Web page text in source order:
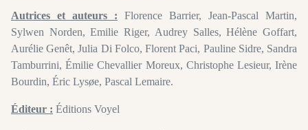
Autrices et auteurs : Florence Barrier, Jean-Pascal Martin,
Sylwen Norden, Emilie Riger, Audrey Salles, Hélène Goffart,
Aurélie Genêt, Julia Di Folco, Florent Paci, Pauline Sidre, Sandra
Tamburrini, Émilie Chevallier Moreux, Christophe Lesieur, Irène
Bourdin, Éric Lysøe, Pascal Lemaire.
Éditeur : Éditions Voyel